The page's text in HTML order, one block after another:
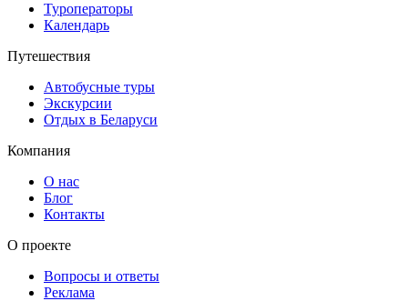
Туроператоры
Календарь
Путешествия
Автобусные туры
Экскурсии
Отдых в Беларуси
Компания
О нас
Блог
Контакты
О проекте
Вопросы и ответы
Реклама